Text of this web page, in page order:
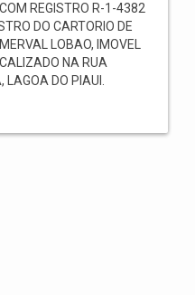
REGISTRO R-1-4382
DO CARTORIO DE
LOBAO, IMOVEL
NA RUA
DO PIAUI.